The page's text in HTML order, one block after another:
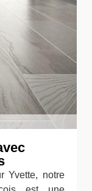
Yvette, notre